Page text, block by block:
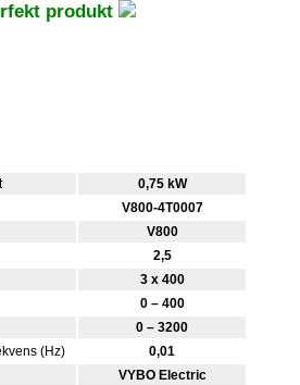
produkt
0,75 kW
V800-4T0007
V800
2,5
3 x 400
0 – 400
0 – 3200
(Hz)
0,01
VYBO Electric